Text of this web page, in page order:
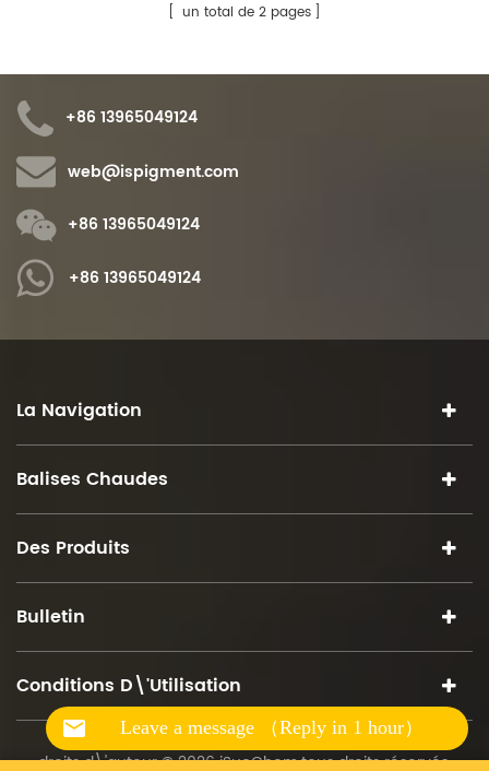
Leave a message （Reply in 1 hour）
un total de 2 pages
+86 13965049124
web@ispigment.com
+86 13965049124
+86 13965049124
La Navigation
Balises Chaudes
Des Produits
Bulletin
Conditions D\'utilisation
droits d\'auteur © 2026 iSuoChem.tous droits réservés.